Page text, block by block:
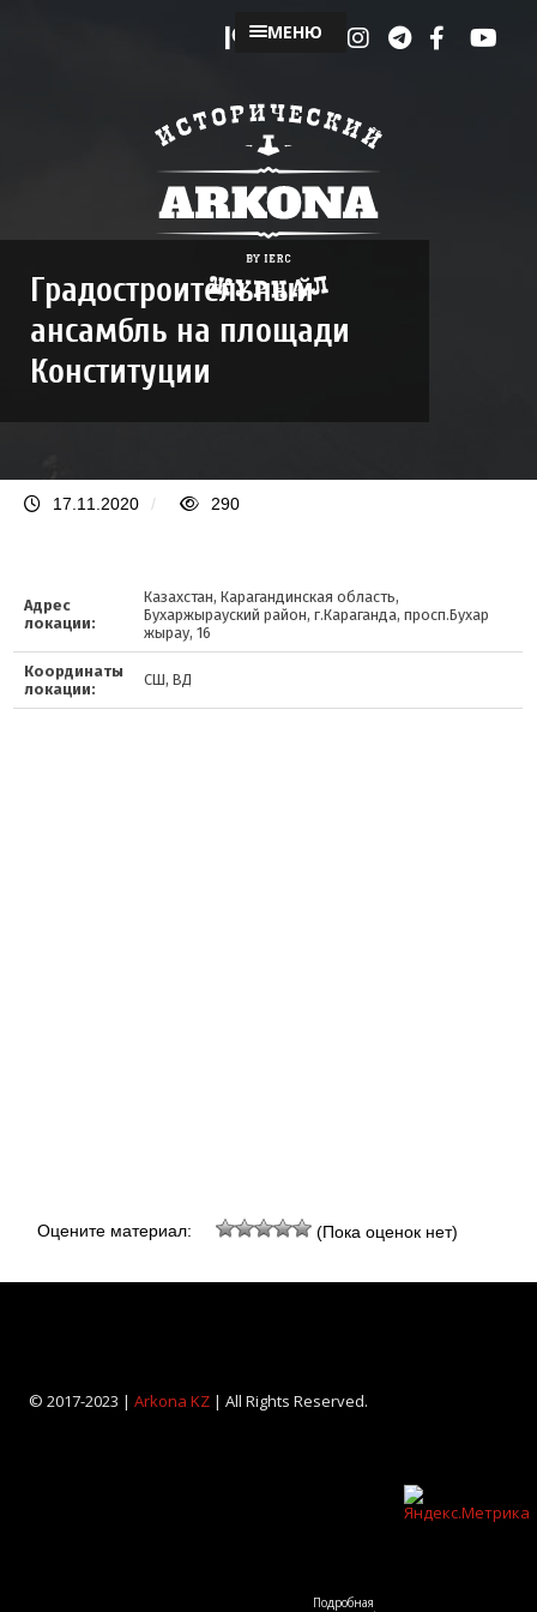
МЕНЮ
Градостроительный
ансамбль на площади
Конституции
17.11.2020 / 290
Адрес
локации:
Казахстан, Карагандинская область,
Бухаржырауский район, г.Караганда, просп.Бухар
жырау, 16
Координаты
локации:
СШ, ВД
Оцените материал: (Пока оценок нет)
© 2017-2023 | Arkona KZ| All Rights Reserved.
Подробная